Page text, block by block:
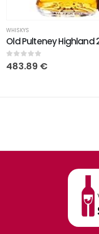
WHISKYS
0sur 5
483.89 €